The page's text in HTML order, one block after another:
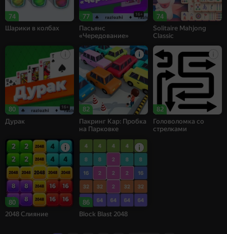
74
Шарики в колбах
77 16+
Пасьянс
«Чередование»
74
Solitaire Mahjong
Classic
80 16+
Дурак
82
Пакринг Кар: Пробка
на Парковке
82
Головоломка со
стрелками
80
2048 Слияние
86
Block Blast 2048